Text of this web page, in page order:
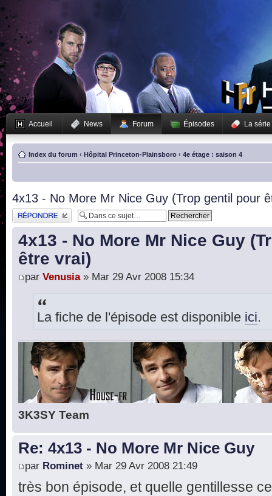
Accueil News Forum Épisodes La série
Index du forum ‹ Hôpital Princeton-Plainsboro ‹ 4e étage : saison 4
4x13 - No More Mr Nice Guy (Trop gentil pour
Publier une réponse
4x13 - No More Mr Nice Guy
être vrai)
par Venusia» Mar 29 Avr 2008 15:34
La fiche de l'épisode est disponible ici.
3K3SY Team
Re: 4x13 - No More Mr Nice Guy
par Rominet » Mar 29 Avr 2008 21:49
très bon épisode, et quelle gentillesse